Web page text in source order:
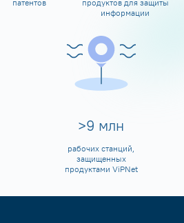
патентов
продуктов для защиты
информации
>10 млн
рабочих станций,
защищенных
продуктами ViPNet